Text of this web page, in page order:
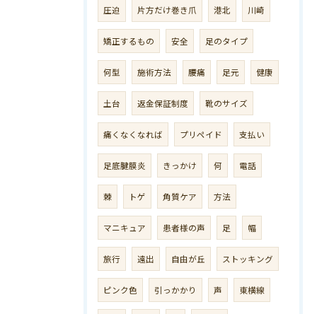
圧迫 片方だけ巻き爪 港北 川崎
矯正するもの 安全 足のタイプ
何型 施術方法 腰痛 足元 健康
土台 返金保証制度 靴のサイズ
痛くなくなれば プリペイド 支払い
足底腱膜炎 きっかけ 何 電話
棘 トゲ 角質ケア 方法
マニキュア 患者様の声 足 幅
旅行 遠出 自由が丘 ストッキング
ピンク色 引っかかり 声 東横線